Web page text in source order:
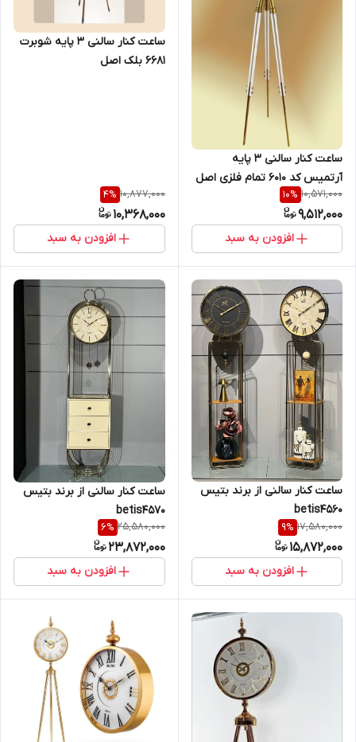
ساعت کنار سالنی ۳ پایه
آرتمیس کد ۶۰۱۰ تمام فلزی اصل
10,571,000
10%
9,512,000
افزودن به سبد
ساعت کنار سالنی ۳ پایه شوبرت
6681 بلک اصل
10,877,000
4%
10,368,000
افزودن به سبد
ساعت کنار سالنی از برند بتیس
betis4560
17,580,000
9%
15,872,000
افزودن به سبد
ساعت کنار سالنی از برند بتیس
betis4570
25,580,000
6%
23,872,000
افزودن به سبد